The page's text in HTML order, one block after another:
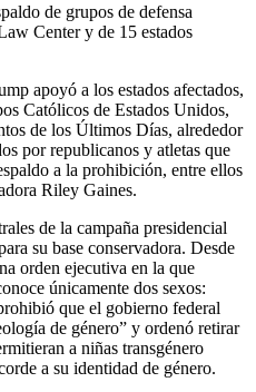
de grupos de defensa
Center y de 15 estados
apoyó a los estados afectados,
Católicos de Estados Unidos,
de los Últimos Días, alrededor
por republicanos y atletas que
a la prohibición, entre ellos
Riley Gaines.
de la campaña presidencial
su base conservadora. Desde
orden ejecutiva en la que
únicamente dos sexos:
que el gobierno federal
de género” y ordenó retirar
a niñas transgénero
a su identidad de género.